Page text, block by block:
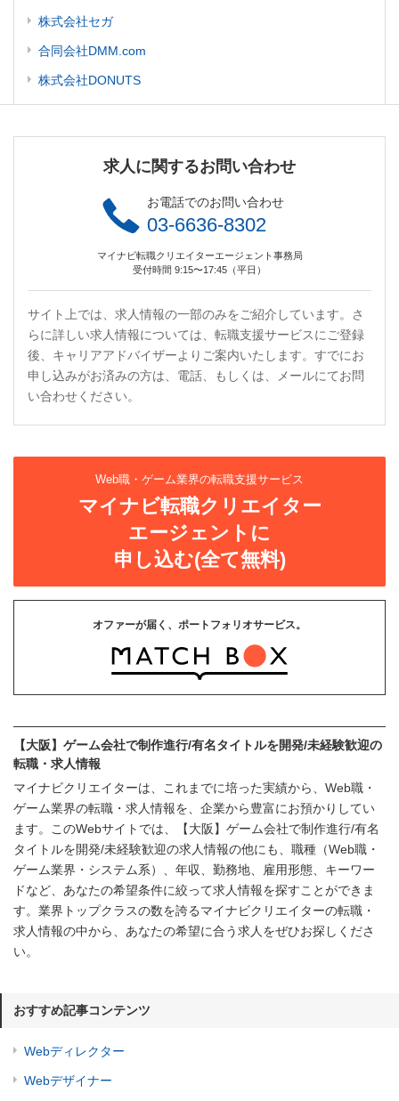
株式会社セガ
合同会社DMM.com
株式会社DONUTS
求人に関するお問い合わせ
お電話でのお問い合わせ
03-6636-8302
マイナビ転職クリエイターエージェント事務局
受付時間 9:15〜17:45（平日）
サイト上では、求人情報の一部のみをご紹介しています。さ
らに詳しい求人情報については、転職支援サービスにご登録
後、キャリアアドバイザーよりご案内いたします。すでにお
申し込みがお済みの方は、電話、もしくは、メールにてお問
い合わせください。
Web職・ゲーム業界の転職支援サービス
マイナビ転職クリエイター
エージェントに
申し込む(全て無料)
オファーが届く、ポートフォリオサービス。
【大阪】ゲーム会社で制作進行/有名タイトルを開発/未経験歓迎の
転職・求人情報
マイナビクリエイターは、これまでに培った実績から、Web職・
ゲーム業界の転職・求人情報を、企業から豊富にお預かりしてい
ます。このWebサイトでは、【大阪】ゲーム会社で制作進行/有名
タイトルを開発/未経験歓迎の求人情報の他にも、職種（Web職・
ゲーム業界・システム系）、年収、勤務地、雇用形態、キーワー
ドなど、あなたの希望条件に絞って求人情報を探すことができま
す。業界トップクラスの数を誇るマイナビクリエイターの転職・
求人情報の中から、あなたの希望に合う求人をぜひお探しくださ
い。
おすすめ記事コンテンツ
Webディレクター
Webデザイナー